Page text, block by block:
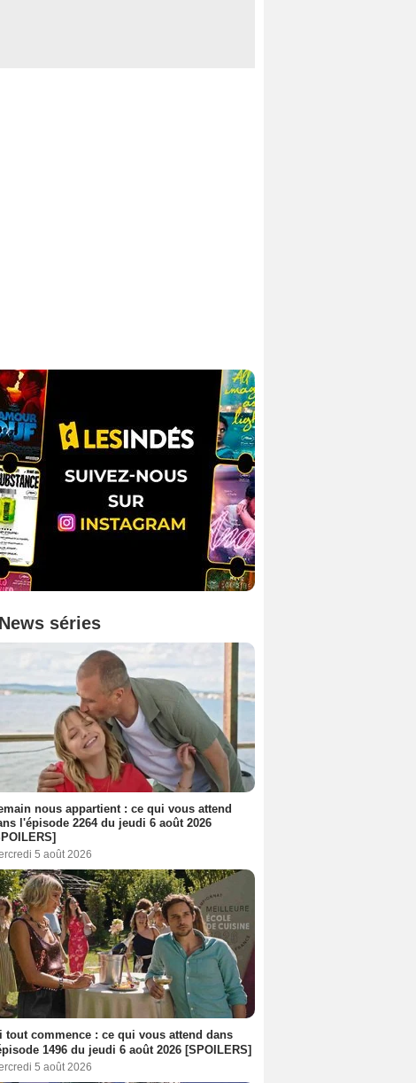
News séries
nous appartient : ce qui vous attend
l'épisode 2264 du jeudi 6 août 2026
5 août 2026
tout commence : ce qui vous attend dans
1496 du jeudi 6 août 2026 [SPOILERS]
5 août 2026